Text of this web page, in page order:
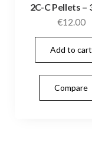
2C-C Pellets –
€12.00
Add to cart
Compare